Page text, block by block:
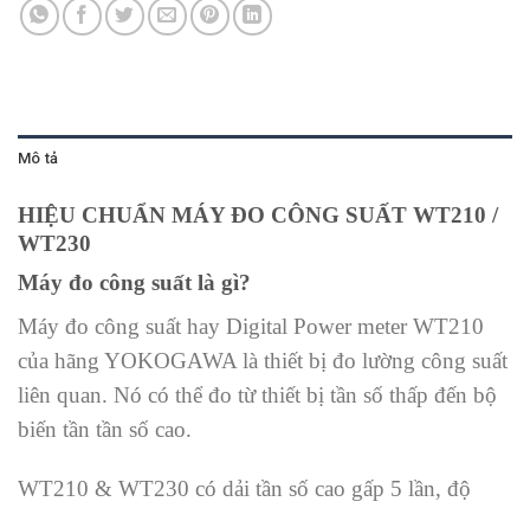
Mô tả
HIỆU CHUẨN MÁY ĐO CÔNG SUẤT WT210 /
WT230
Máy đo công suất là gì?
Máy đo công suất hay Digital Power meter WT210
của hãng YOKOGAWA là thiết bị đo lường công suất
liên quan. Nó có thể đo từ thiết bị tần số thấp đến bộ
biến tần tần số cao.
WT210 & WT230 có dải tần số cao gấp 5 lần, độ